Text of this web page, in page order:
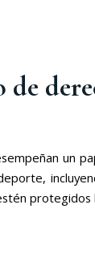
de
un